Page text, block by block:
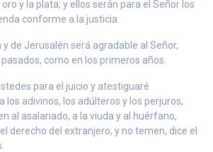
y la plata; y ellos serán para el Señor los
conforme a la justicia.
de Jerusalén será agradable al Señor,
como en los primeros años.
para el juicio y atestiguaré
los adivinos, los adúlteros y los perjuros,
al asalariado, a la viuda y al huérfano,
derecho del extranjero, y no temen, dice el